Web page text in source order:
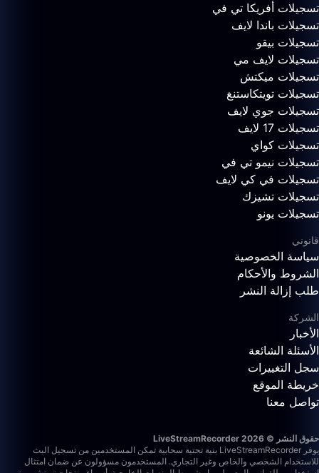
تسجيلات أفريكا تي في
تسجيلات باندا لايف
تسجيلات بيقو
تسجيلات لايف مي
تسجيلات ميكتش
تسجيلات تويتكاستنغ
تسجيلات جوي لايف
تسجيلات 17 لايف
تسجيلات كواي
تسجيلات نيمو تي في
تسجيلات في كي لايف
تسجيلات تشيزك
تسجيلات يونو
قانوني
سياسة الخصوصية
الشروط والأحكام
طلب إزالة النشر
الشركة
الأخبار
الأسئلة الشائعة
سجل التغييرات
خريطة الموقع
تواصل معنا
حقوق النشر © 2026 LiveStreamRecorder
يوفر LiveStreamRecorder بنية تحتية سحابية تمكن المستخدمين من تسجيل البث
للاستخدام الشخصي والخاص وغير التجاري. المستخدمون مسؤولون عن ضمان امتثال